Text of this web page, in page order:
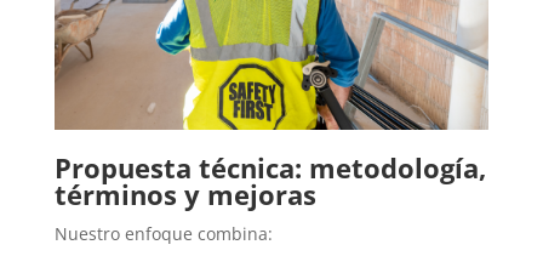
Propuesta técnica: metodología,
términos y mejoras
Nuestro enfoque combina: